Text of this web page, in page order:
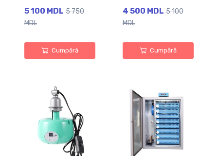
5 100 MDL 5 750
MDL
Cumpără
4 500 MDL 5 100
MDL
Cumpără